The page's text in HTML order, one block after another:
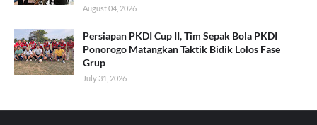
August 04, 2026
Persiapan PKDI Cup II, Tim Sepak Bola PKDI
Ponorogo Matangkan Taktik Bidik Lolos Fase
Grup
July 31, 2026